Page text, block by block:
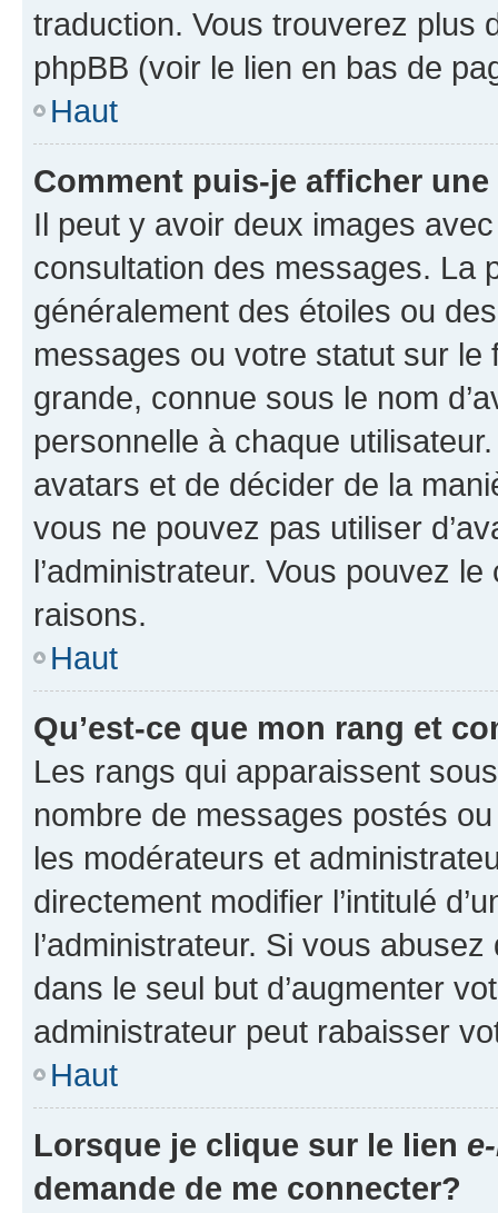
traduction. Vous trouverez plus
phpBB (voir le lien en bas de
Haut
Comment puis-je afficher
Il peut y avoir deux images
consultation des messages. La
généralement des étoiles ou
messages ou votre statut sur
grande, connue sous le nom
personnelle à chaque utilisateur.
avatars et de décider de la
vous ne pouvez pas utiliser
l’administrateur. Vous pouvez
raisons.
Haut
Qu’est-ce que mon rang et
Les rangs qui apparaissent
nombre de messages postés
les modérateurs et
directement modifier l’intitulé
l’administrateur. Si vous
dans le seul but d’augmenter
administrateur peut rabaisser
Haut
Lorsque je clique sur le lien
demande de me connecter?